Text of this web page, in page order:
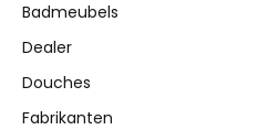
Badmeubels
Dealer
Douches
Fabrikanten